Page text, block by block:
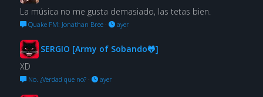
La música no me gusta demasiado, las tetas bien.
Quake FM: Jonathan Bree· ayer
SERGIO [Army of Sobando🐸]
XD
No. ¿Verdad que no?· ayer